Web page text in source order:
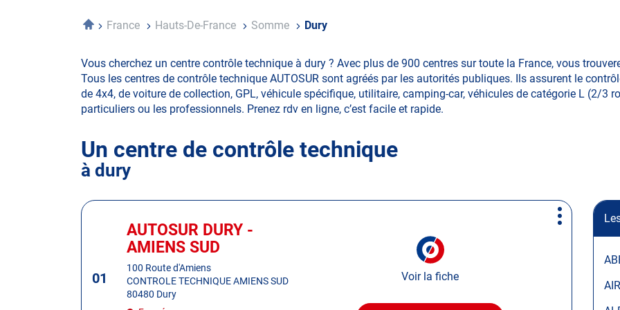
AccueilFrance Hauts-De-France Somme Dury
Vous cherchez un centre contrôle technique à dury ? Avec plus de 900 centres sur toute la France, vous
Tous les centres de contrôle technique AUTOSUR sont agréés par les autorités publiques. Ils assurent le
de 4x4, de voiture de collection, GPL, véhicule spécifique, utilitaire, camping-car, véhicules de catégorie L (2/3
particuliers ou les professionnels. Prenez rdv en ligne, c’est facile et rapide.
Un centre de contrôle technique
à dury
Appuyer
pour01
Centre
AUTOSUR DURY -
AMIENS SUD
100 Route d'Amiens
CONTROLE TECHNIQUE AMIENS SUD
80480 Dury
Voir la fiche
Plus
d'options